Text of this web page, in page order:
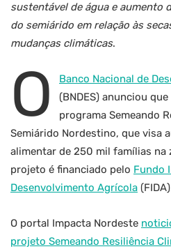
sustentável de água e aumento
do semiárido em relação às
mudanças climáticas.
O
Banco Nacional de
(BNDES) anunciou
programa Semeando
Semiárido Nordestino, que visa
alimentar de 250 mil famílias na
projeto é financiado pelo Fundo
Desenvolvimento Agrícola
O portal Impacta Nordeste
projeto Semeando Resiliência